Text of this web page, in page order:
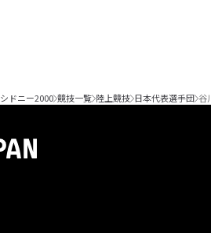
シドニー2000 競技一覧 陸上競技 日本代表選手団 谷